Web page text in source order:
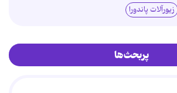
زیورآلات پاندورا
پربحث‌ها